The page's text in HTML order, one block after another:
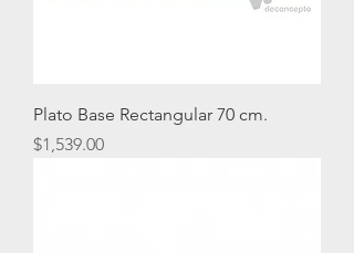
Plato Base Rectangular 70 cm.
Precio
$1,539.00